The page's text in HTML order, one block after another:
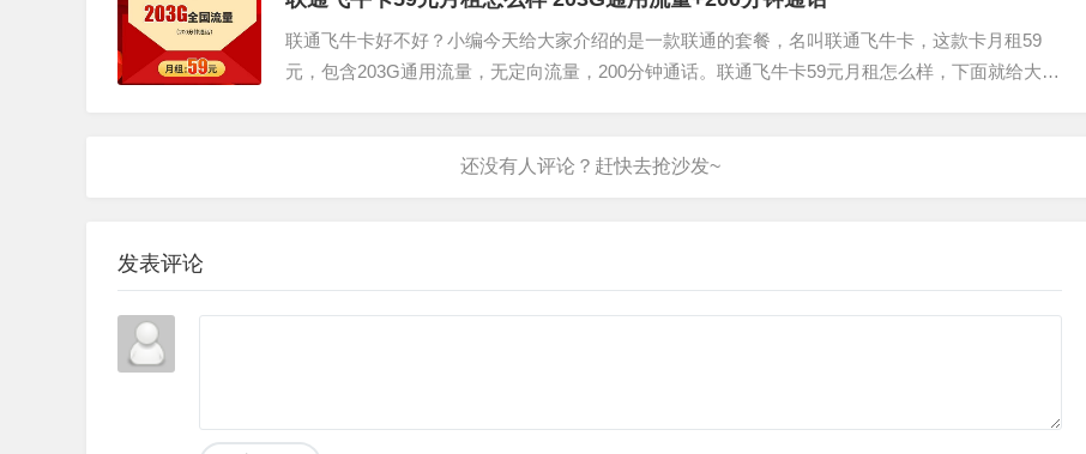
联通飞牛卡好不好？小编今天给大家介绍的是一款联通的套餐，名叫联通飞牛卡，这款卡月租59
元，包含203G通用流量，无定向流量，200分钟通话。联通飞牛卡59元月租怎么样，下面就给大家
发表评论